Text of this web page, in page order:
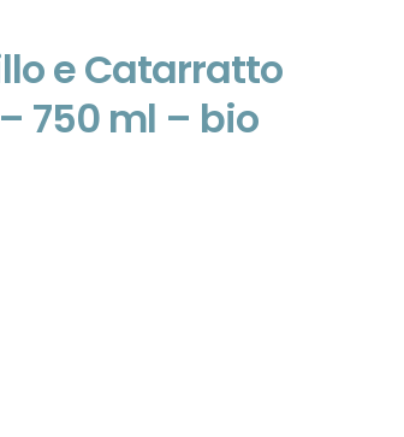
e Catarratto
750 ml – bio